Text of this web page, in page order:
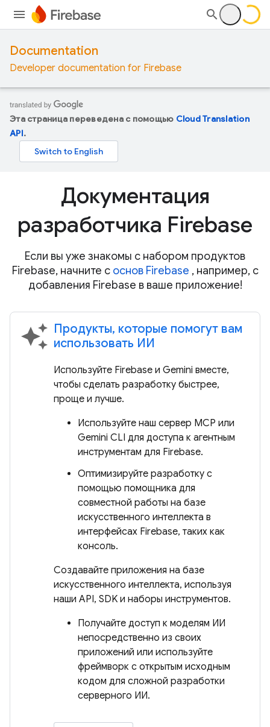
Documentation
Developer documentation for Firebase
Эта страница переведена с помощью Cloud Translation
API.
Документация
разработчика Firebase
Если вы уже знакомы с набором продуктов
Firebase, начните с основ Firebase , например, с
добавления Firebase в ваше приложение!
auto_awesome Продукты, которые помогут вам
использовать ИИ
Используйте Firebase и Gemini вместе,
чтобы сделать разработку быстрее,
проще и лучше.
Используйте наш сервер MCP или
Gemini CLI для доступа к агентным
инструментам для Firebase.
Оптимизируйте разработку с
помощью помощника для
совместной работы на базе
искусственного интеллекта в
интерфейсах Firebase, таких как
консоль.
Создавайте приложения на базе
искусственного интеллекта, используя
наши API, SDK и наборы инструментов.
Получайте доступ к моделям ИИ
непосредственно из своих
приложений или используйте
фреймворк с открытым исходным
кодом для сложной разработки
серверного ИИ.